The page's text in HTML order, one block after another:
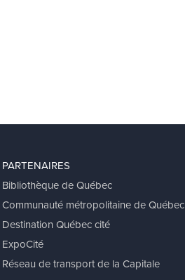
PARTENAIRES
Bibliothèque de Québec
Communauté métropolitaine de Québec
Destination Québec cité
ExpoCité
Réseau de transport de la Capitale